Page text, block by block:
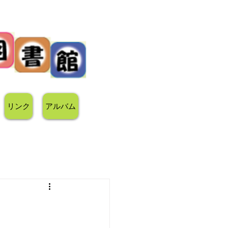
リンク アルバム